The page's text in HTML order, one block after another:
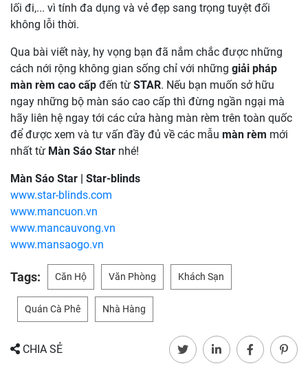
lối đi,... vì tính đa dụng và vẻ đẹp sang trọng tuyệt đối
không lỗi thời.
Qua bài viết này, hy vọng bạn đã nắm chắc được những
cách nới rộng không gian sống chỉ với những giải pháp
màn rèm cao cấp đến từ STAR. Nếu bạn muốn sở hữu
ngay những bộ màn sáo cao cấp thì đừng ngần ngại mà
hãy liên hệ ngay tới các cửa hàng màn rèm trên toàn quốc
để được xem và tư vấn đầy đủ về các mẫu màn rèm mới
nhất từ Màn Sáo Star nhé!
Màn Sáo Star | Star-blinds
www.star-blinds.com
www.mancuon.vn
www.mancauvong.vn
www.mansaogo.vn
Tags: Căn Hộ Văn Phòng Khách Sạn
Quán Cà Phê Nhà Hàng
CHIA SẺ